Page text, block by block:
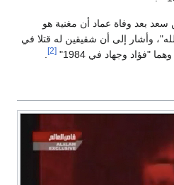
بعد وفاة عماد أن مغنية هو
وأشار إلى أن شقيقين له قتلا في
"فؤاد وجهاد في 1984"
[2]